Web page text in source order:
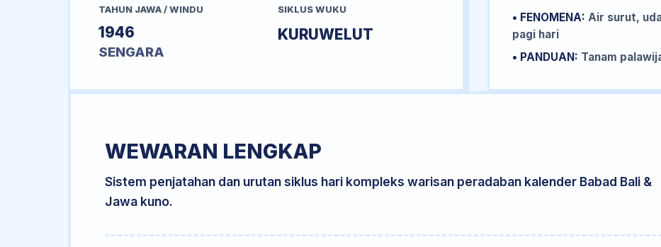
TAHUN JAWA / WINDU
1946
SENGARA
SIKLUS WUKU
KURUWELUT
• FENOMENA: Air surut,
pagi hari
• PANDUAN: Tanam
WEWARAN LENGKAP
Sistem penjatahan dan urutan siklus hari kompleks warisan peradaban kalender Babad Bali &
Jawa kuno.